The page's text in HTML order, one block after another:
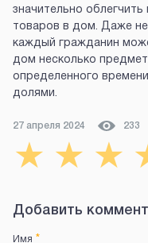
значительно
товаров в дом. Даже
каждый гражданин
дом несколько
определенного
долями.
27 апреля 2024 233
★ ★ ★
Добавить
Имя *